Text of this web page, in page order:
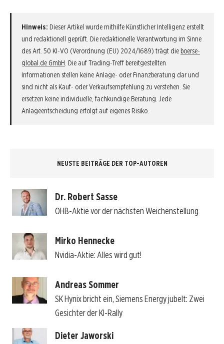
Hinweis: Dieser Artikel wurde mithilfe Künstlicher Intelligenz erstellt
und redaktionell geprüft. Die redaktionelle Verantwortung im Sinne
des Art. 50 KI-VO (Verordnung (EU) 2024/1689) trägt die boerse-
global.de GmbH . Die auf Trading-Treff bereitgestellten
Informationen stellen keine Anlage- oder Finanzberatung dar und
sind nicht als Kauf- oder Verkaufsempfehlung zu verstehen. Sie
ersetzen keine individuelle, fachkundige Beratung. Jede
Anlageentscheidung erfolgt auf eigenes Risiko.
NEUSTE BEITRÄGE DER TOP-AUTOREN
Dr. Robert Sasse
OHB-Aktie vor der nächsten Weichenstellung
Mirko Hennecke
Nvidia-Aktie: Alles wird gut!
Andreas Sommer
SK Hynix bricht ein, Siemens Energy jubelt: Zwei
Gesichter der KI-Rally
Dieter Jaworski